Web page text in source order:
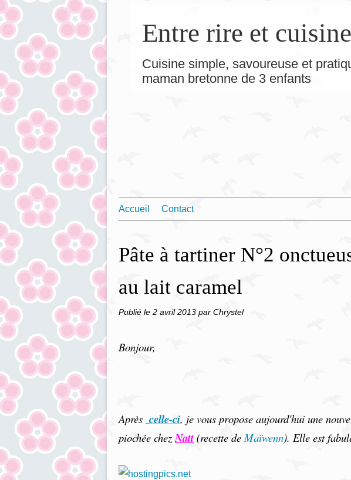
Entre rire et cuisine
Cuisine simple, savoureuse et
maman bretonne de 3 enfants
Accueil Contact
Pâte à tartiner N°2
au lait caramel
Publié le 2 avril 2013 par Chrystel
Bonjour,
Après celle-ci, je vous propose aujourd'hui une
piochée chezNatt(recette deMaïwenn). Elle est